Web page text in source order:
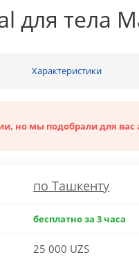
для тела
Характеристики
но мы подобрали для вас
по Ташкенту
бесплатно за 3 часа
25 000 UZS